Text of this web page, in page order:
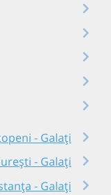
- Galați
- Galați
- Galați